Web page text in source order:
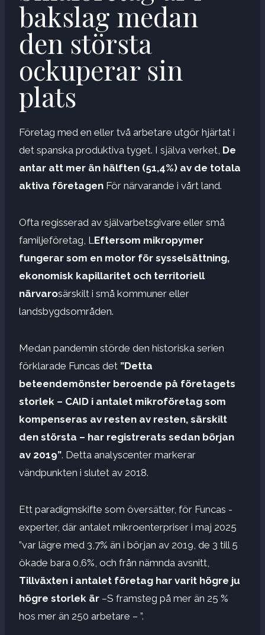
bakslag medan
den största
ockuperar sin
plats
Företag med en eller två arbetare utgör hjärtat i
det spanska produktiva tyget. I själva verket, De
antar att mer än hälften (51,4%) av de totala
aktiva företagen För närvarande i vårt land.
Ofta regisserad av självarbetsgivare eller små
familjeföretag, L Eftersom mikropymer
fungerar som en motor för sysselsättning,
ekonomisk kapillaritet och territoriell
närvarosärskilt i små kommuner eller
landsbygdsområden.
Medan pandemin störde den historiska serien
förklarade Funcas det ”Detta
beteendemönster beroende på företagets
storlek – CAID i antalet mikroföretag som
kompenseras av resten av resten, särskilt
den största – har registrerats sedan början
av 2019”. Detta analyscenter markerar
vändpunkten i slutet av 2018.
Ett paradigmskifte som översätter, för Funcas -
experter, där antalet mikroenterpriser i maj 2025
”var lägre med 3,7% än i början av 2019, de 3 till 5
ökade bara 0,6%, och från nämnda avsnitt,
Tillväxten i antalet företag har varit högre ju
högre storlek är –S framsteg på mer än 25 %
hos mer än 250 arbetare – ”.